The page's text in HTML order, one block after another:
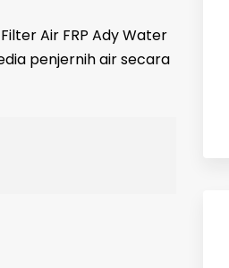
Air FRP Ady Water
penjernih air secara